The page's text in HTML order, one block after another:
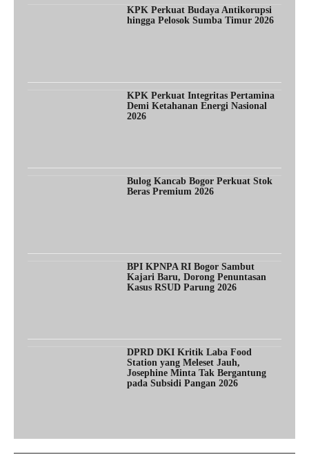
KPK Perkuat Budaya Antikorupsi
hingga Pelosok Sumba Timur 2026
KPK Perkuat Integritas Pertamina
Demi Ketahanan Energi Nasional
2026
Bulog Kancab Bogor Perkuat Stok
Beras Premium 2026
BPI KPNPA RI Bogor Sambut
Kajari Baru, Dorong Penuntasan
Kasus RSUD Parung 2026
DPRD DKI Kritik Laba Food
Station yang Meleset Jauh,
Josephine Minta Tak Bergantung
pada Subsidi Pangan 2026